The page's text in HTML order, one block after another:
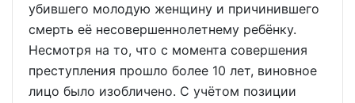
убившего молодую женщину и причинившего
смерть её несовершеннолетнему ребёнку.
Несмотря на то, что с момента совершения
преступления прошло более 10 лет, виновное
лицо было изобличено. С учётом позиции